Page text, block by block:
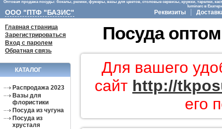
Оптовая продажа посуды: бокалы, рюмки, фужеры, вазы для цветов, столовые сервизы, кружки, тарелки,
luminarc в
ООО "ПТФ "БАЗИС" Реквизиты
Главная страница
Зарегистрироваться
Вход с паролем
Обратная связь
КАТАЛОГ
Распродажа 2023
Вазы для
флористики
Посуда из чугуна
Посуда из
хрусталя
Посуда
Для вашего
сайт http://
его